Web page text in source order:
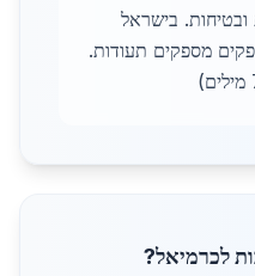
בישראל
ספקים מספקים תעודות.
לכרמיאל?